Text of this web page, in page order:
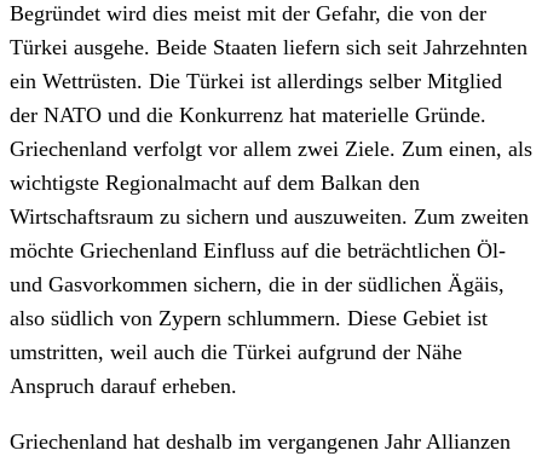
Begründet wird dies meist mit der Gefahr, die von der
Türkei ausgehe. Beide Staaten liefern sich seit Jahrzehnten
ein Wettrüsten. Die Türkei ist allerdings selber Mitglied
der NATO und die Konkurrenz hat materielle Gründe.
Griechenland verfolgt vor allem zwei Ziele. Zum einen, als
wichtigste Regionalmacht auf dem Balkan den
Wirtschaftsraum zu sichern und auszuweiten. Zum zweiten
möchte Griechenland Einfluss auf die beträchtlichen Öl-
und Gasvorkommen sichern, die in der südlichen Ägäis,
also südlich von Zypern schlummern. Diese Gebiet ist
umstritten, weil auch die Türkei aufgrund der Nähe
Anspruch darauf erheben.
Griechenland hat deshalb im vergangenen Jahr Allianzen